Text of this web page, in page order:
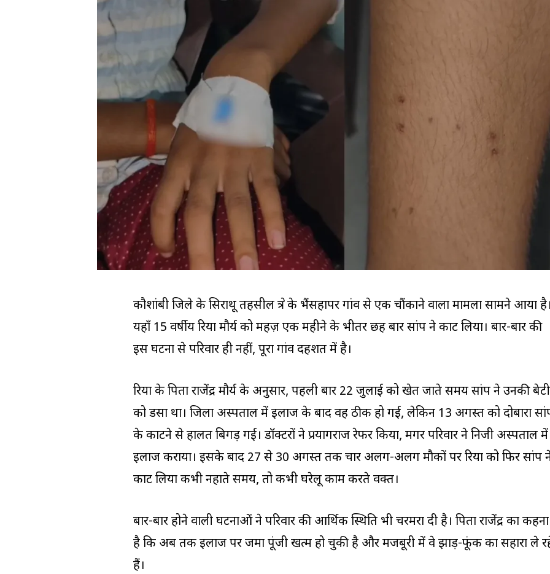
कौशांबी जिले के सिराथू तहसील क्षेत्र के भैंसहापर गांव से एक चौंकाने वाला मामला सामने आया
यहाँ 15 वर्षीय रिया मौर्य को महज़ एक महीने के भीतर छह बार सांप ने काट लिया। बार-बार की
इस घटना से परिवार ही नहीं, पूरा गांव दहशत में है।
रिया के पिता राजेंद्र मौर्य के अनुसार, पहली बार 22 जुलाई को खेत जाते समय सांप ने उनकी बेटी
को डसा था। जिला अस्पताल में इलाज के बाद वह ठीक हो गई, लेकिन 13 अगस्त को दोबारा
के काटने से हालत बिगड़ गई। डॉक्टरों ने प्रयागराज रेफर किया, मगर परिवार ने निजी अस्पताल में
इलाज कराया। इसके बाद 27 से 30 अगस्त तक चार अलग-अलग मौकों पर रिया को फिर सांप
काट लिया कभी नहाते समय, तो कभी घरेलू काम करते वक्त।
बार-बार होने वाली घटनाओं ने परिवार की आर्थिक स्थिति भी चरमरा दी है। पिता राजेंद्र का कहना
है कि अब तक इलाज पर जमा पूंजी खत्म हो चुकी है और मजबूरी में वे झाड़-फूंक का सहारा ले
हैं।